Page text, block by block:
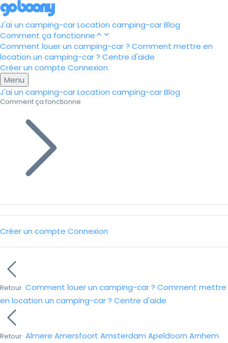
J'ai un camping-carLocation camping-carBlog
Comment ça fonctionne
Comment louer un camping-car ? Comment mettre en
location un camping-car ? Centre d'aide
Créer un compte Connexion
Menu
J'ai un camping-carLocation camping-carBlog
Comment ça fonctionne
Créer un compte Connexion
Retour Comment louer un camping-car ? Comment mettre
en location un camping-car ? Centre d'aide
Retour Almere Amersfoort Amsterdam Apeldoorn Arnhem